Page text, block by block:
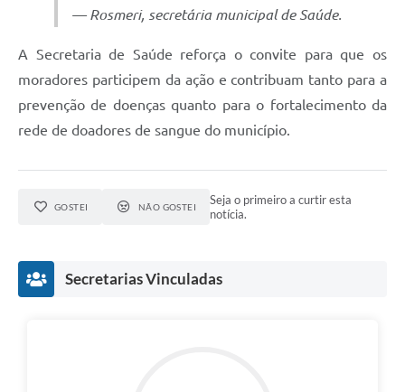
— Rosmeri, secretária municipal de Saúde.
A Secretaria de Saúde reforça o convite para que os
moradores participem da ação e contribuam tanto para a
prevenção de doenças quanto para o fortalecimento da
rede de doadores de sangue do município.
GOSTEI NÃO GOSTEI
Seja o primeiro a curtir esta
notícia.
Secretarias Vinculadas